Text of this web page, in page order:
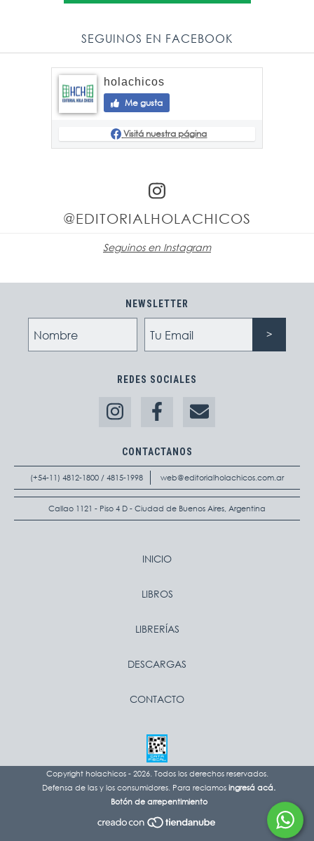
SEGUINOS EN FACEBOOK
holachicos
Me gusta
Visitá nuestra página
@EDITORIALHOLACHICOS
Seguinos en Instagram
NEWSLETTER
REDES SOCIALES
CONTACTANOS
(+54-11) 4812-1800 / 4815-1998 web@editorialholachicos.com.ar
Callao 1121 - Piso 4 D - Ciudad de Buenos Aires, Argentina
INICIO
LIBROS
LIBRERÍAS
DESCARGAS
CONTACTO
Copyright holachicos - 2026. Todos los derechos reservados.
Defensa de las y los consumidores. Para reclamosingresá acá.
Botón de arrepentimiento